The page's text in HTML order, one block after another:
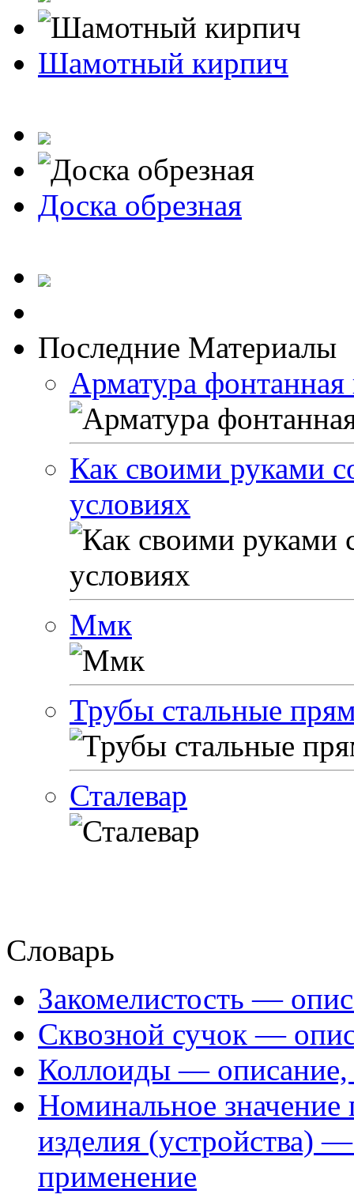
Шамотный кирпич
Доска обрезная
Последние Материалы
Арматура фонтанная
Как своими руками
условиях
Ммк
Трубы стальные
Сталевар
Словарь
Закомелистость —
Сквозной сучок —
Коллоиды — описание,
Номинальное значение
изделия (устройства)
применение